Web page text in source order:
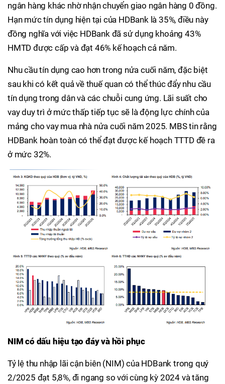
ngân hàng khác nhờ nhận chuyển giao ngân hàng 0 đồng.
Hạn mức tín dụng hiện tại của HDBank là 35%, điều này
đồng nghĩa với việc HDBank đã sử dụng khoảng 43%
HMTD được cấp và đạt 46% kế hoạch cả năm.
Nhu cầu tín dụng cao hơn trong nửa cuối năm, đặc biệt
sau khi có kết quả về thuế quan có thể thúc đẩy nhu cầu
tín dụng trong dân và các chuỗi cung ứng. Lãi suất cho
vay duy trì ở mức thấp tiếp tục sẽ là động lực chính của
mảng cho vay mua nhà nửa cuối năm 2025. MBS tin rằng
HDBank hoàn toàn có thể đạt được kế hoạch TTTD đề ra
ở mức 32%.
NIM có dấu hiệu tạo đáy và hồi phục
Tỷ lệ thu nhập lãi cận biên (NIM) của HDBank trong quý
2/2025 đạt 5,8%, đi ngang so với cùng kỳ 2024 và tăng